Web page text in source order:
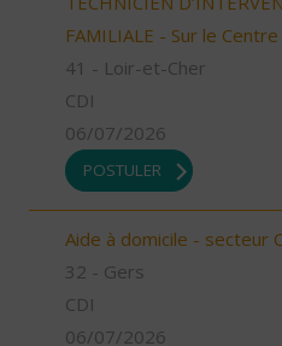
FAMILIALE - Sur le
41 - Loir-et-Cher
CDI
06/07/2026
POSTULER
Aide à domicile - secteur
32 - Gers
CDI
06/07/2026